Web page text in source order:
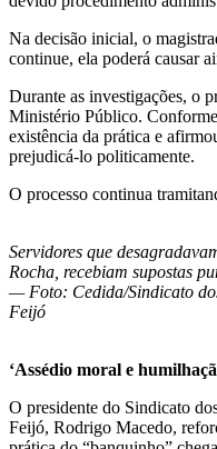
Na decisão inicial, o
continue, ela poderá causar
Durante as investigações, o
Ministério Público.
existência da prática e
prejudicá-lo politicamente.
O processo continua
Servidores que
Rocha, recebiam supostas
— Foto: Cedida/Sindicato
Feijó
‘Assédio moral e
O presidente do Sindicato
Feijó, Rodrigo Macedo,